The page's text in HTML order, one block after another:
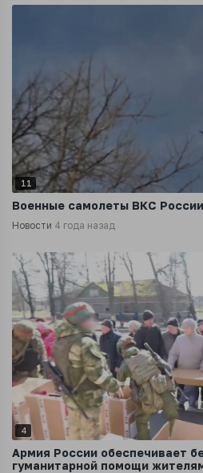
11
Военные самолеты ВКС
Новости 4 года назад
4
Армия России обеспечивает
гуманитарной помощи